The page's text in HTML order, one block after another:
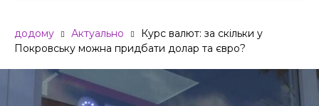
додому Актуально
Курс валют: за скільки у
Покровську можна придбати долар та євро?